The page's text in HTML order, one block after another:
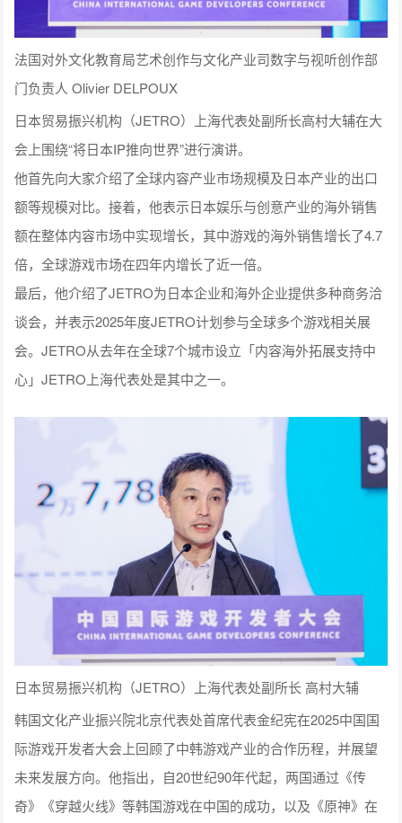
法国对外文化教育局艺术创作与文化产业司数字与视听创作部
门负责人 Olivier DELPOUX
日本贸易振兴机构（JETRO）上海代表处副所长高村大辅在大
会上围绕“将日本IP推向世界”进行演讲。
他首先向大家介绍了全球内容产业市场规模及日本产业的出口
额等规模对比。接着，他表示日本娱乐与创意产业的海外销售
额在整体内容市场中实现增长，其中游戏的海外销售增长了4.7
倍，全球游戏市场在四年内增长了近一倍。
最后，他介绍了JETRO为日本企业和海外企业提供多种商务洽
谈会，并表示2025年度JETRO计划参与全球多个游戏相关展
会。JETRO从去年在全球7个城市设立「内容海外拓展支持中
心」JETRO上海代表处是其中之一。
日本贸易振兴机构（JETRO）上海代表处副所长 高村大辅
韩国文化产业振兴院北京代表处首席代表金纪宪在2025中国国
际游戏开发者大会上回顾了中韩游戏产业的合作历程，并展望
未来发展方向。他指出，自20世纪90年代起，两国通过《传
奇》《穿越火线》等韩国游戏在中国的成功，以及《原神》在